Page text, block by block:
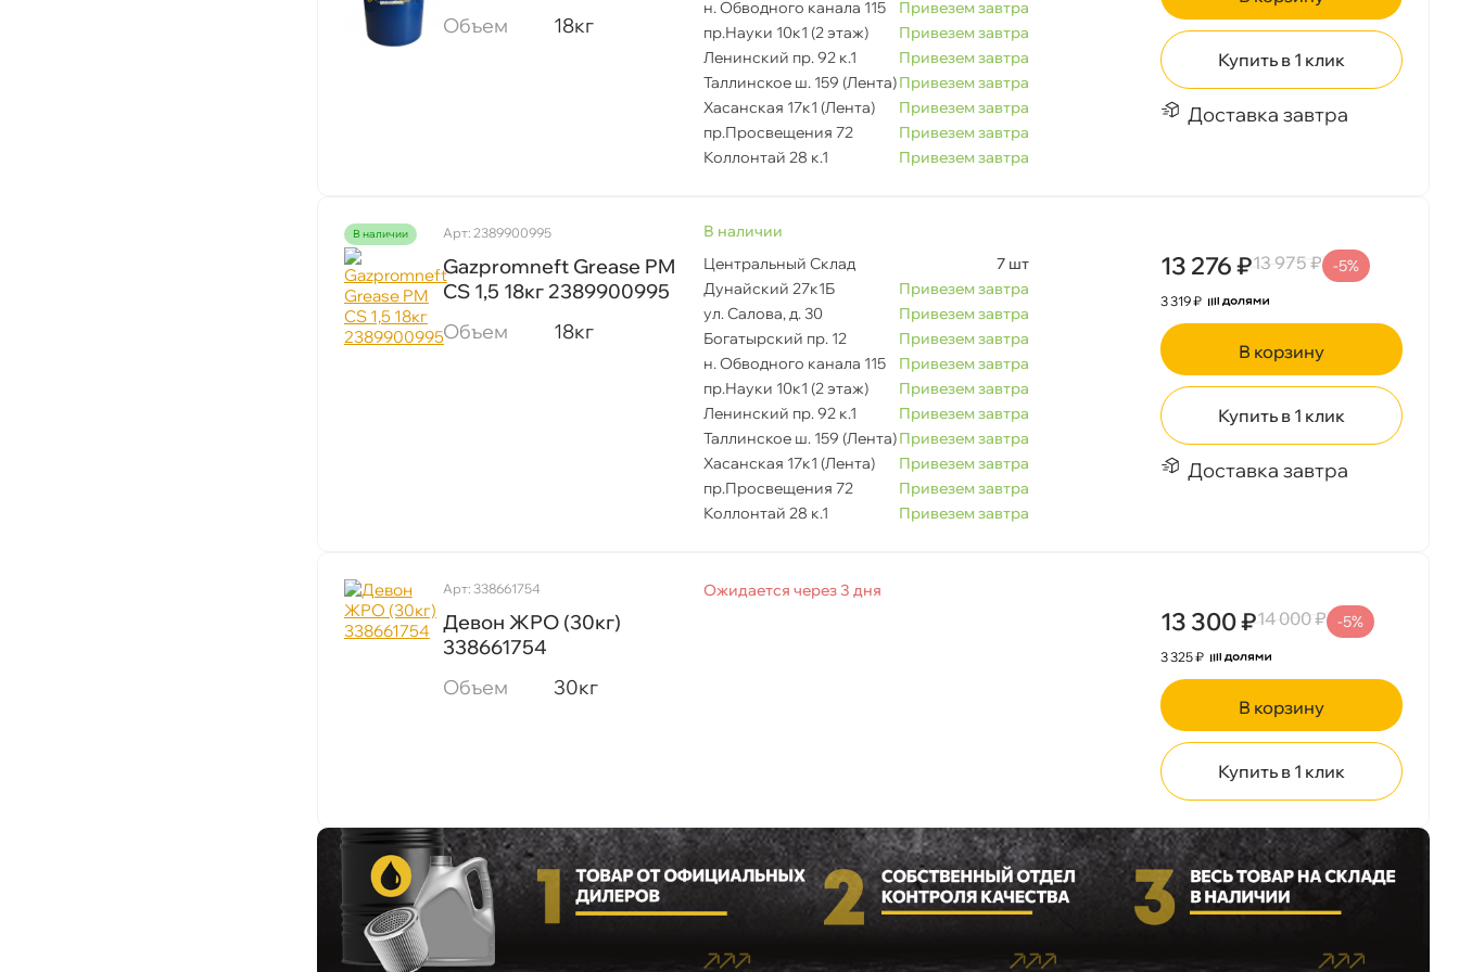
Объем
18к
н. Обводного канала 115
Привезем завтра
пр.Науки 10к1 (2 этаж)
Привезем завтра
Ленинский пр. 92 к.1
Привезем завтра
Таллинское ш. 159 (Лента)Привезем завтра
Хасанская 17к1 (Лента)
Привезем завтра
пр.Просвещения 72
Привезем завтра
Коллонтай 28 к.1
Привезем завтра
Купить в 1 клик
Доставка завтра
наличии Арт: 2389900995
Gazpromneft Grease PM
CS 1,5 18кг 2389900995
Объем
18к
наличии
Центральный Склад
7 шт
Дунайский 27к1Б
Привезем завтра
ул. Салова, д. 30
Привезем завтра
Богатырский пр. 12
Привезем завтра
н. Обводного канала 115
Привезем завтра
пр.Науки 10к1 (2 этаж)
Привезем завтра
Ленинский пр. 92 к.1
Привезем завтра
Таллинское ш. 159 (Лента)Привезем завтра
Хасанская 17к1 (Лента)
Привезем завтра
пр.Просвещения 72
Привезем завтра
Коллонтай 28 к.1
Привезем завтра
13 276 ₽13 975 ₽ -5%
3 319 ₽
корзину
Купить в 1 клик
Доставка завтра
Арт: 338661754
Девон ЖРО (30кг)
338661754
Объем
30к
Ожидается через 3 дня
13 300 ₽14 000 ₽ -5%
3 325 ₽
корзину
Купить в 1 клик